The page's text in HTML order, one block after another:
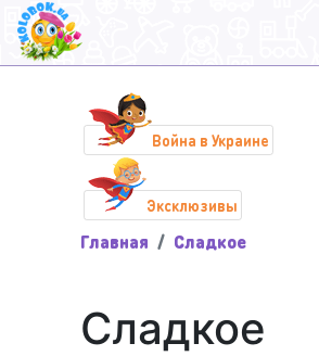
Война в Украине
Эксклюзивы
Главная Сладкое
Сладкое